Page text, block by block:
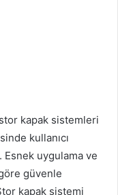
kapak sistemleri
kullanıcı
uygulama ve
güvenle
kapak sistemi